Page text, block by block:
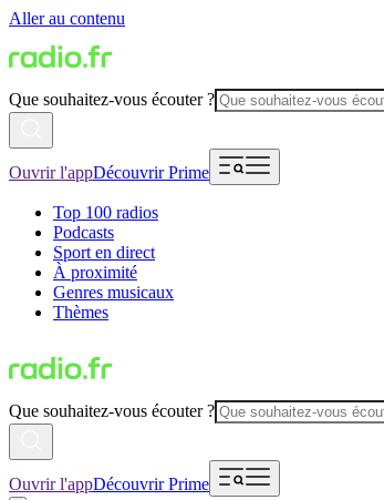
Aller au contenu
Que souhaitez-vous écouter ?
Ouvrir l'appDécouvrir Prime
Top 100 radios
Podcasts
Sport en direct
À proximité
Genres musicaux
Thèmes
Que souhaitez-vous écouter ?
Ouvrir l'appDécouvrir Prime